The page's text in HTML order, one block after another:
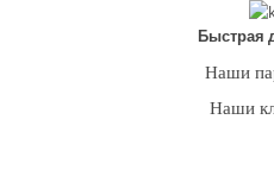
Быстрая
Наши
Наши